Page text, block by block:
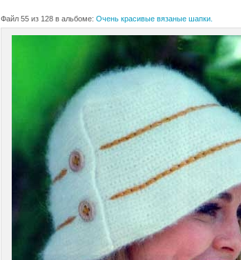
Файл 55 из 128 в альбоме: Очень красивые вязаные шапки.